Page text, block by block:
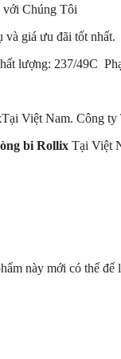
với Chúng Tôi
và giá ưu đãi tốt nhất.
lượng: 237/49C
Tại Việt Nam. Công
bi Rollix Tại Việt
này mới có thể để